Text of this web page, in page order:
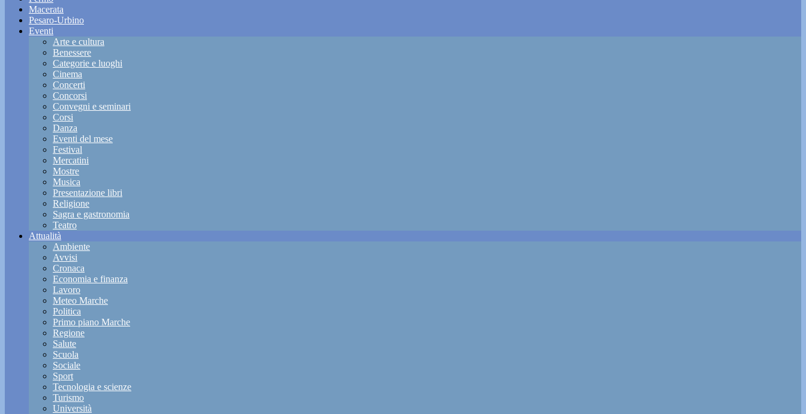
Macerata
Pesaro-Urbino
Eventi
Arte e cultura
Benessere
Categorie e luoghi
Cinema
Concerti
Concorsi
Convegni e seminari
Corsi
Danza
Eventi del mese
Festival
Mercatini
Mostre
Musica
Presentazione libri
Religione
Sagra e gastronomia
Teatro
Attualità
Ambiente
Avvisi
Cronaca
Economia e finanza
Lavoro
Meteo Marche
Politica
Primo piano Marche
Regione
Salute
Scuola
Sociale
Sport
Tecnologia e scienze
Turismo
Università